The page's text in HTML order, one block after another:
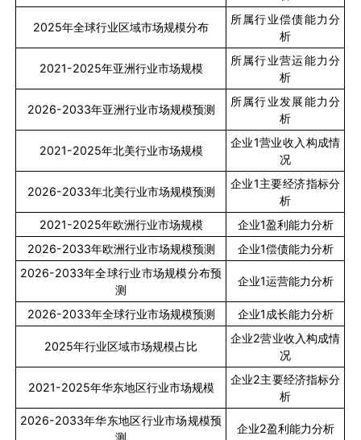
2025年全球行业区域市场规模分布
所属行业偿债能力分
析
2021-2025年亚洲行业市场规模
所属行业营运能力分
析
2026-2033年亚洲行业市场规模预测
所属行业发展能力分
析
2021-2025年北美行业市场规模
企业1营业收入构成情
况
2026-2033年北美行业市场规模预测
企业1主要经济指标分
析
2021-2025年欧洲行业市场规模 企业1盈利能力分析
2026-2033年欧洲行业市场规模预测 企业1偿债能力分析
2026-2033年全球行业市场规模分布预
测
企业1运营能力分析
2026-2033年全球行业市场规模预测 企业1成长能力分析
2025年行业区域市场规模占比
企业2营业收入构成情
况
2021-2025年华东地区行业市场规模
企业2主要经济指标分
析
2026-2033年华东地区行业市场规模预
测
企业2盈利能力分析